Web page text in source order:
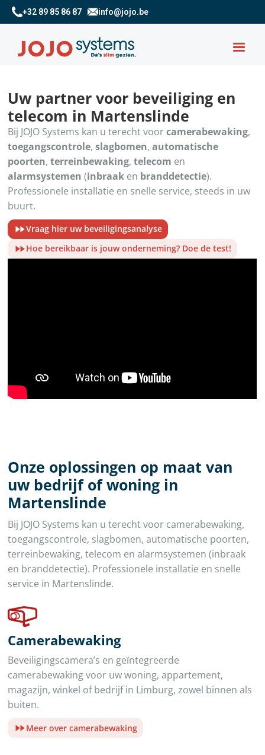
+32 89 85 86 87 info@jojo.be
Uw partner voor beveiliging en
telecom in Martenslinde
Bij JOJO Systems kan u terecht voorcamerabewaking,
toegangscontrole,slagbomen,automatische
poorten,terreinbewaking,telecom en
alarmsystemen (inbraak en branddetectie).
Professionele installatie en snelle service, steeds in uw
buurt.
Vraag hier uw beveiligingsanalyse
Hoe bereikbaar is jouw onderneming? Doe de test!
Onze oplossingen op maat van
uw bedrijf of woning in
Martenslinde
Bij JOJO Systems kan u terecht voor camerabewaking,
toegangscontrole, slagbomen, automatische poorten,
terreinbewaking, telecom en alarmsystemen (inbraak
en branddetectie). Professionele installatie en snelle
service in Martenslinde.
Camerabewaking
Beveiligingscamera’s en geïntegreerde
camerabewaking voor uw woning, appartement,
magazijn, winkel of bedrijf in Limburg, zowel binnen als
buiten.
Meer over camerabewaking